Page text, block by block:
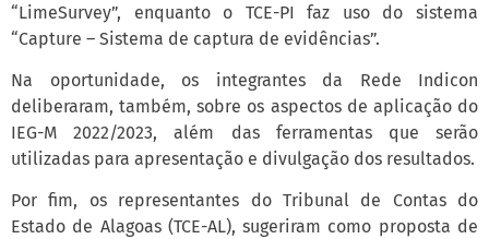
“LimeSurvey”, enquanto o TCE-PI faz uso do sistema
“Capture – Sistema de captura de evidências”.
Na oportunidade, os integrantes da Rede Indicon
deliberaram, também, sobre os aspectos de aplicação do
IEG-M 2022/2023, além das ferramentas que serão
utilizadas para apresentação e divulgação dos resultados.
Por fim, os representantes do Tribunal de Contas do
Estado de Alagoas (TCE-AL), sugeriram como proposta de